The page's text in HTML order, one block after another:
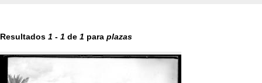
Resultados 1 - 1 de 1 para plazas